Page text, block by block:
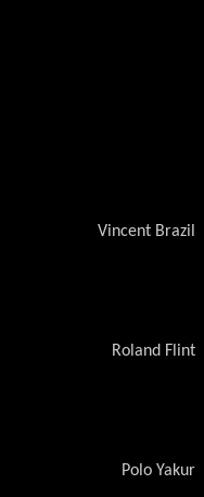
Vincent Brazil
Roland Flint
Polo Yakur